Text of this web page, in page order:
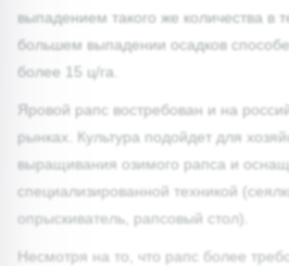
выпадением такого же количества в
большем выпадении осадков
более 15 ц/га.
Яровой рапс востребован и на
рынках. Культура подойдет для
выращивания озимого рапса и
специализированной техникой
опрыскиватель, рапсовый стол).
Несмотря на то, что рапс более